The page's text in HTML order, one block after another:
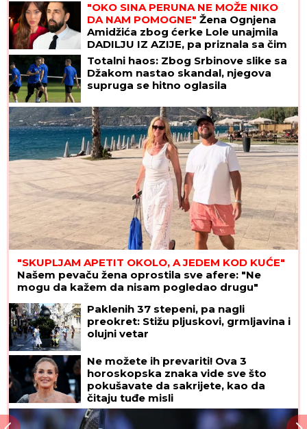
"OKO SINA PERUNA NE MOŽE NIKO
DA NAM POMOGNE" Žena Ognjena
Amidžića zbog ćerke Lole unajmila
DADILJU IZ AZIJE, pa priznala sa čim
se suočavaju u domu! (FOTO)
Totalni haos: Zbog Srbinove slike sa
Džakom nastao skandal, njegova
supruga se hitno oglasila
"SKUPLJAM APETIT OKOLO, A JEDEM KOD KUĆE"
Našem pevaču žena oprostila sve afere: "Ne
mogu da kažem da nisam pogledao drugu"
Paklenih 37 stepeni, pa nagli
preokret: Stižu pljuskovi, grmljavina i
olujni vetar
Ne možete ih prevariti! Ova 3
horoskopska znaka vide sve što
pokušavate da sakrijete, kao da
čitaju tuđe misli